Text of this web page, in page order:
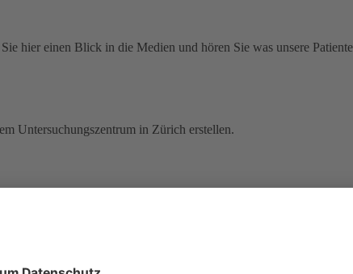
hier einen Blick in die Medien und hören Sie was unsere
Untersuchungszentrum in Zürich erstellen.
bietet DentalTravel.ch kostengünstige Zahnbehandlungen in